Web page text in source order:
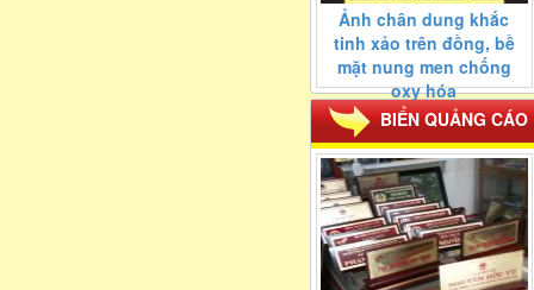
Ảnh chân dung khắc
tinh xảo trên đồng, bề
mặt nung men chống
oxy hóa
MSP:
BIỂN QUẢNG CÁO